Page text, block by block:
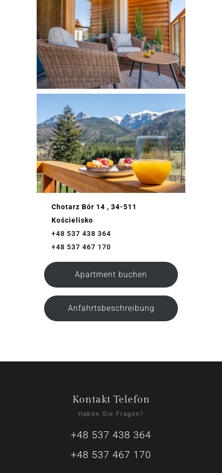
Chotarz Bór 14 , 34-511
Kościelisko
+48 537 438 364
+48 537 467 170
Apartment buchen
Anfahrtsbeschreibung
Kontakt Telefon
Haben Sie Fragen?
+48 537 438 364
+48 537 467 170